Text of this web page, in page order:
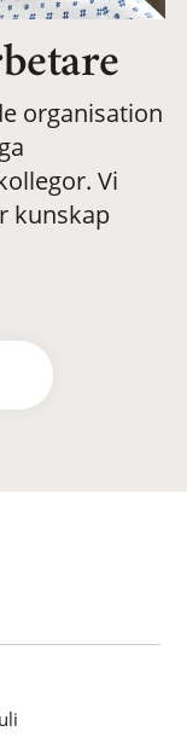
organisation
Vi
kunskap